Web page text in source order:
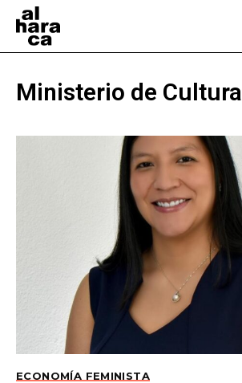
Ministerio de Cultura
ECONOMÍA FEMINISTA